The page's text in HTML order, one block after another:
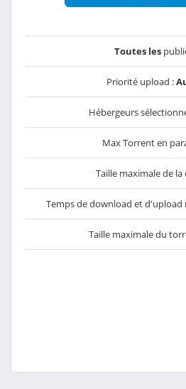
Toutes les
Priorité upload :
Hébergeurs
Max Torrent en
Taille maximale de la
Temps de download et d'upload
Taille maximale du